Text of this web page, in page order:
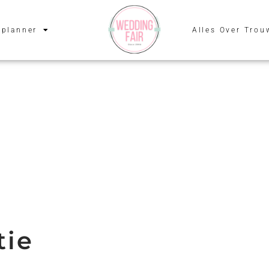
Alles Over